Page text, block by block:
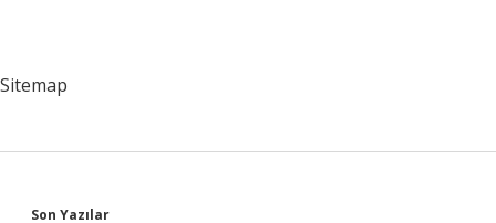
Sitemap
Son Yazılar